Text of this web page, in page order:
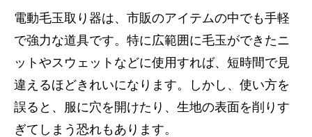
電動毛玉取り器は、市販のアイテムの中でも手軽
で強力な道具です。特に広範囲に毛玉ができたニ
ットやスウェットなどに使用すれば、短時間で見
違えるほどきれいになります。しかし、使い方を
誤ると、服に穴を開けたり、生地の表面を削りす
ぎてしまう恐れもあります。